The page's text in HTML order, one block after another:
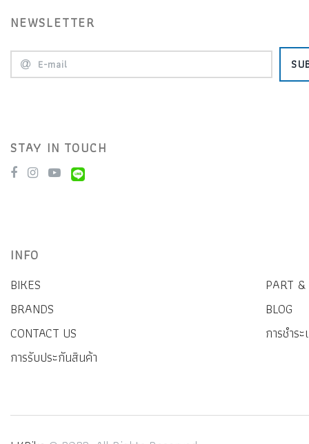
NEWSLETTER
STAY IN TOUCH
INFO
BIKES
PART &
BRANDS
BLOG
CONTACT US
การชำร
การรับประกันสินค้า